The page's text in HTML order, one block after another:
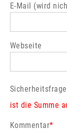
E-Mail (wird
Webseite
Sicherheitsfrage
ist die Summe
Kommentar*